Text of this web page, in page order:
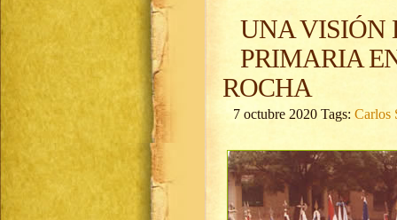
UNA VISIÓN
PRIMARIA
ROCHA
7 octubre 2020 Tags: Carlos